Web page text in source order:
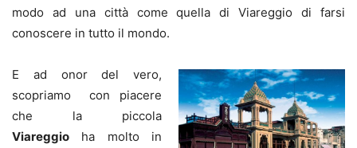
modo ad una città come quella di Viareggio di farsi
conoscere in tutto il mondo.
E ad onor del vero,
scopriamo con piacere
che la piccola
Viareggio ha molto in